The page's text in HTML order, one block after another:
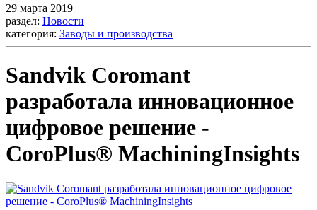
29 марта 2019
раздел: Новости
категория: Заводы и производства
Sandvik Coromant
разработала инновационное
цифровое решение -
CoroPlus® MachiningInsights